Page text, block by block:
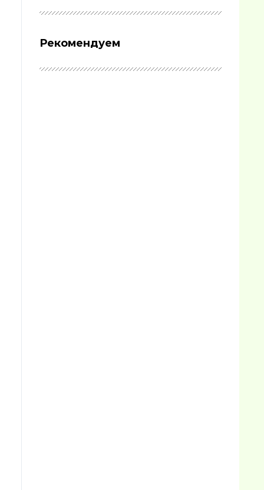
Рекомендуем